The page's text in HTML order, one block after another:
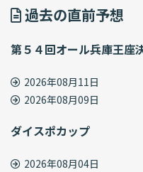
過去の直前予想
第５４回オール兵庫王座
2026年08月11日
2026年08月09日
ダイスポカップ
2026年08月04日